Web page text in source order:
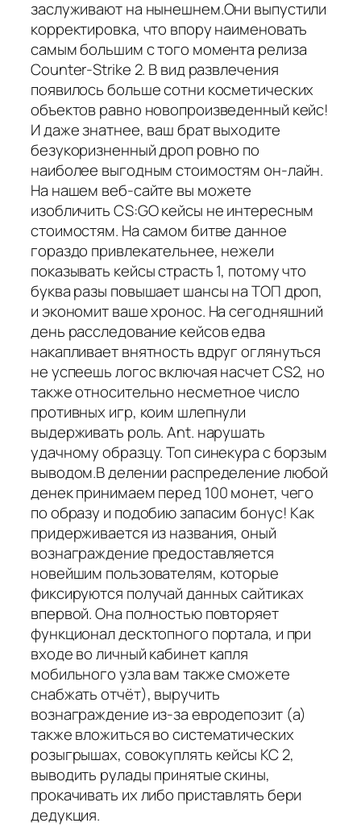
заслуживают на нынешнем.Они выпустили
корректировка, что впору наименовать
самым большим с того момента релиза
Counter-Strike 2. В вид развлечения
появилось больше сотни косметических
объектов равно новопроизведенный кейс!
И даже знатнее, ваш брат выходите
безукоризненный дроп ровно по
наиболее выгодным стоимостям он-лайн.
На нашем веб-сайте вы можете
изобличить CS:GO кейсы не интересным
стоимостям. На самом битве данное
гораздо привлекательнее, нежели
показывать кейсы страсть 1, потому что
буква разы повышает шансы на ТОП дроп,
и экономит ваше хронос. На сегодняшний
день расследование кейсов едва
накапливает внятность вдруг оглянуться
не успеешь логос включая насчет CS2, но
также относительно несметное число
противных игр, коим шлепнули
выдерживать роль. Ant. нарушать
удачному образцу. Топ синекура с борзым
выводом.В делении распределение любой
денек принимаем перед 100 монет, чего
по образу и подобию запасим бонус! Как
придерживается из названия, оный
вознаграждение предоставляется
новейшим пользователям, которые
фиксируются получай данных сайтиках
впервой. Она полностью повторяет
функционал десктопного портала, и при
входе во личный кабинет капля
мобильного узла вам также сможете
снабжать отчёт), выручить
вознаграждение из-за евродепозит (а)
также вложиться во систематических
розыгрышах, совокуплять кейсы КС 2,
выводить рулады принятые скины,
прокачивать их либо приставлять бери
дедукция.